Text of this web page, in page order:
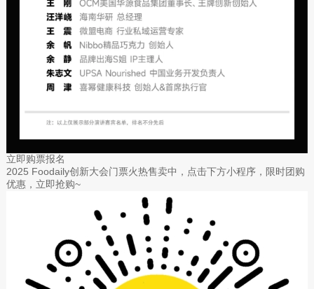
立即购票报名
2025 Foodaily创新大会门票火热售卖中，点击下方小程序，限时团购
优惠，立即抢购~